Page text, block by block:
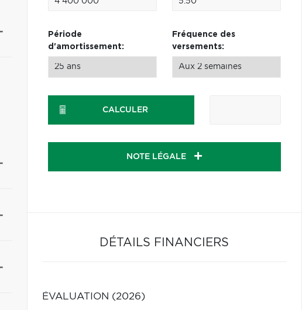
Période
d'amortissement:
Fréquence des
versements:
CALCULER
NOTE LÉGALE
DÉTAILS FINANCIERS
ÉVALUATION (2026)